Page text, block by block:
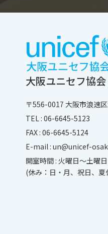
大阪ユニセフ協会
〒556-0017 大阪市浪速
TEL :06-6645-5123
FAX : 06-6645-5124
E-mail :un@unicef-
開室時間 : 火曜日～土
(休み：日・月、祝日、夏